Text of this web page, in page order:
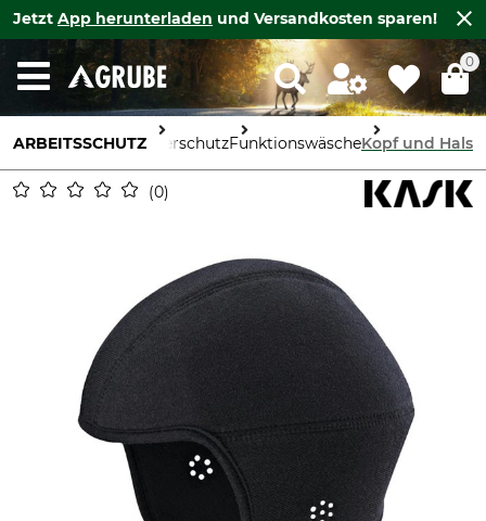
Jetzt App herunterladen und Versandkosten sparen!
0
ARBEITSSCHUTZKörperschutzFunktionswäscheKopf und Hals
0